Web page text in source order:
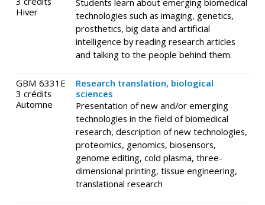
Hiver
technologies such as imaging, genetics,
prosthetics, big data and artificial
intelligence by reading research articles
and talking to the people behind them.
GBM 6331E
3 crédits
Automne
Research translation, biological
sciences
Presentation of new and/or emerging
technologies in the field of biomedical
research, description of new technologies,
proteomics, genomics, biosensors,
genome editing, cold plasma, three-
dimensional printing, tissue engineering,
translational research